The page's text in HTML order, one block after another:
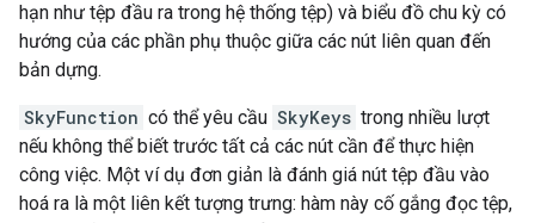
hạn như tệp đầu ra trong hệ thống tệp) và biểu đồ chu kỳ có
hướng của các phần phụ thuộc giữa các nút liên quan đến
bản dựng.
SkyFunction có thể yêu cầu SkyKeys trong nhiều lượt
nếu không thể biết trước tất cả các nút cần để thực hiện
công việc. Một ví dụ đơn giản là đánh giá nút tệp đầu vào
hoá ra là một liên kết tượng trưng: hàm này cố gắng đọc tệp,